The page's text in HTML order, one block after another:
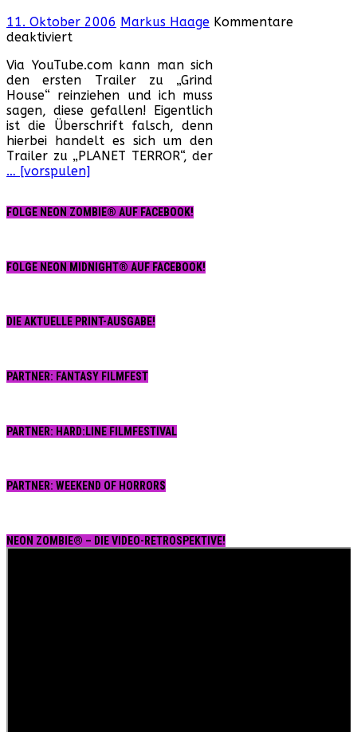
11. Oktober 2006 Markus Haage Kommentare
deaktiviert
„Grindhouse“-
Trailer
online!
Via YouTube.com kann man sich
den ersten Trailer zu „Grind
House“ reinziehen und ich muss
sagen, diese gefallen! Eigentlich
ist die Überschrift falsch, denn
hierbei handelt es sich um den
Trailer zu „PLANET TERROR“, der
… [vorspulen]
FOLGE NEON ZOMBIE® AUF FACEBOOK!
FOLGE NEON MIDNIGHT® AUF FACEBOOK!
DIE AKTUELLE PRINT-AUSGABE!
PARTNER: FANTASY FILMFEST
PARTNER: HARD:LINE FILMFESTIVAL
PARTNER: WEEKEND OF HORRORS
NEON ZOMBIE® – DIE VIDEO-RETROSPEKTIVE!